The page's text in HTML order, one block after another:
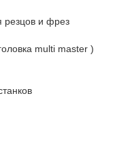
резцов и фрез
multi master )